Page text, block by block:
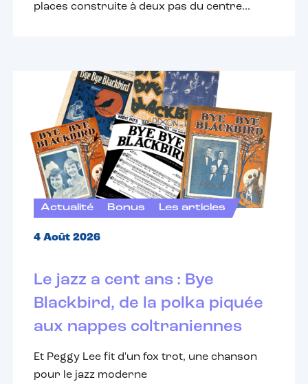
places construite à deux pas du centre...
Actualité Bonus Les articles
4 Août 2026
Le jazz a cent ans : Bye
Blackbird, de la polka piquée
aux nappes coltraniennes
Et Peggy Lee fit d'un fox trot, une chanson
pour le jazz moderne